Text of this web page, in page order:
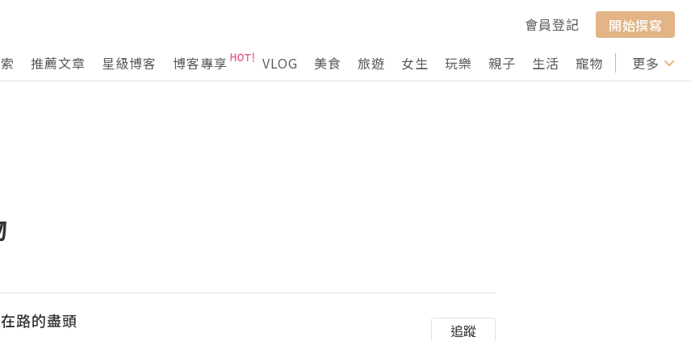
會員登記
開始撰寫
推薦文章 星級博客 博客專享 VLOG 美食 旅遊 女生 玩樂 親子 生活 寵物 行山 打卡
更多
路的盡頭 追蹤